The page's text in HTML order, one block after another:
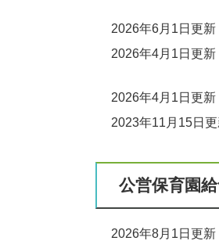
2026年6月1日更新
2026年4月1日更新
2026年4月1日更新
2023年11月15日
公営保育園
2026年8月1日更新